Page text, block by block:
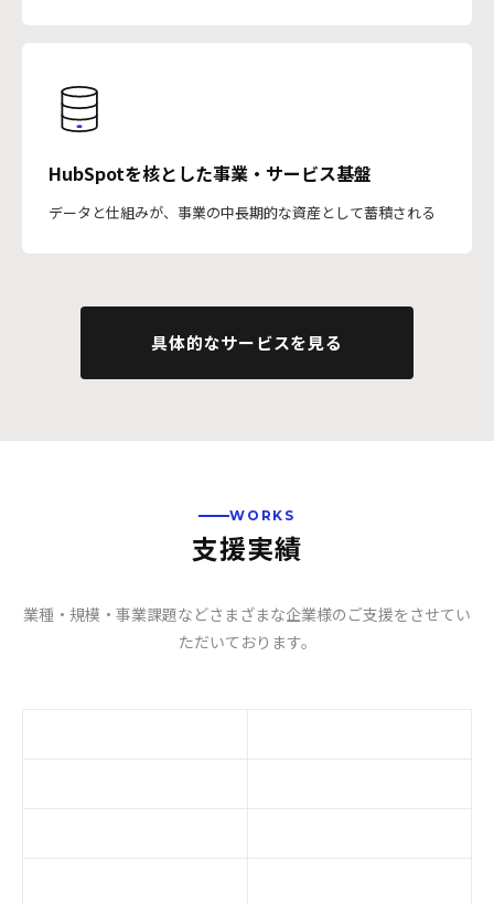
HubSpotを核とした事業・サービス基盤
データと仕組みが、事業の中長期的な資産として蓄積される
具体的なサービスを見る
WORKS
支援実績
業種・規模・事業課題などさまざまな企業様のご支援をさせてい
ただいております。